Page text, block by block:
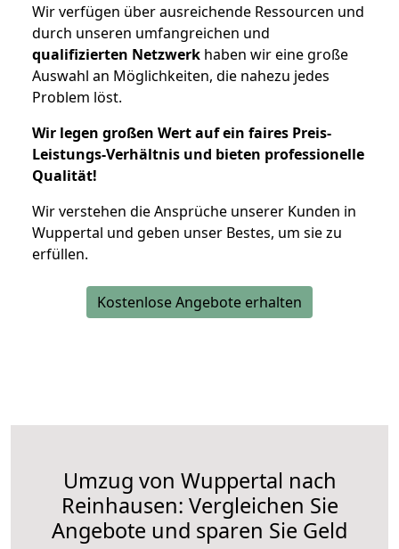
Wir verfügen über ausreichende Ressourcen und
durch unseren umfangreichen und
qualifizierten Netzwerk haben wir eine große
Auswahl an Möglichkeiten, die nahezu jedes
Problem löst.
Wir legen großen Wert auf ein faires Preis-
Leistungs-Verhältnis und bieten professionelle
Qualität!
Wir verstehen die Ansprüche unserer Kunden in
Wuppertal und geben unser Bestes, um sie zu
erfüllen.
Kostenlose Angebote erhalten
Umzug von Wuppertal nach
Reinhausen: Vergleichen Sie
Angebote und sparen Sie Geld